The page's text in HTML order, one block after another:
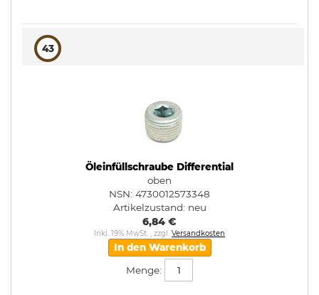
43
Öleinfüllschraube Differential
oben
NSN: 4730012573348
Artikelzustand: neu
6,84 €
Inkl. 19% MwSt. , zzgl. Versandkosten
In den Warenkorb
Menge: